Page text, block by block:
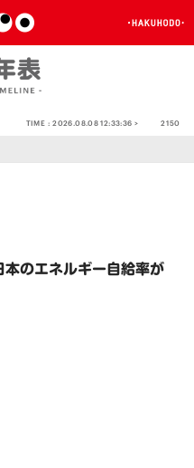
TIME :2026.08.08 12:33:36 > 2150
本のエネルギー自給率が